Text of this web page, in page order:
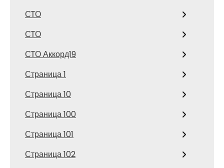
СТО
СТО
СТО Аккорд19
Страница 1
Страница 10
Страница 100
Страница 101
Страница 102